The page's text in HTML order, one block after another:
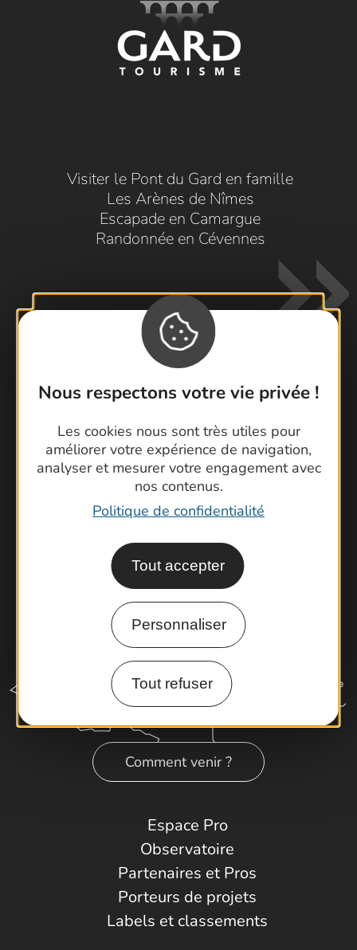
Nous respectons votre vie privée !
Les cookies nous sont très utiles pour
améliorer votre expérience de navigation,
analyser et mesurer votre engagement avec
nos contenus.
Politique de confidentialité
Tout accepter
Personnaliser
Tout refuser
Visiter le Pont du Gard en famille
Les Arènes de Nîmes
Escapade en Camargue
Randonnée en Cévennes
Contactez-nous !
Foire aux questions
Brochures
Cartoguides et Topoguides
Comment venir ?
Espace Pro
Observatoire
Partenaires et Pros
Porteurs de projets
Labels et classements